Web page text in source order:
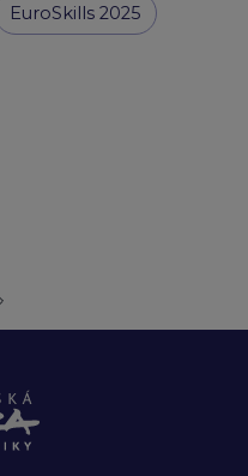
EuroSkills 2025